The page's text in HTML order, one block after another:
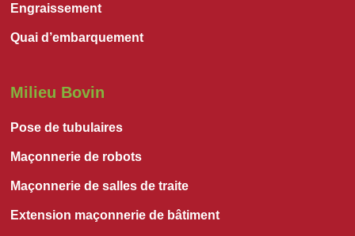
Engraissement
Quai d’embarquement
Milieu Bovin
Pose de tubulaires
Maçonnerie de robots
Maçonnerie de salles de traite
Extension maçonnerie de bâtiment